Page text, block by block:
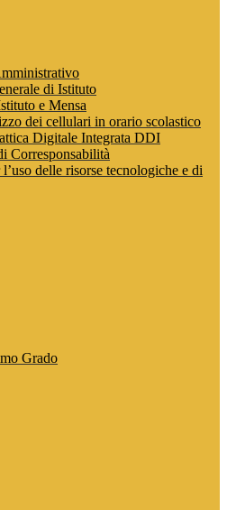
di Istituto
e Mensa
dei cellulari in orario scolastico
Digitale Integrata DDI
Corresponsabilità
delle risorse tecnologiche e di
Grado